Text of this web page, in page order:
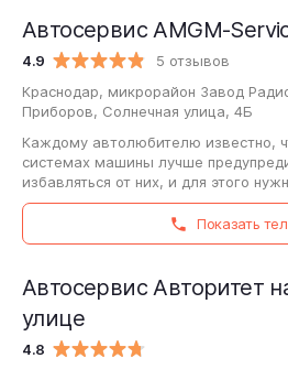
4.9 5 отзывов
Автосервис AMGM-
Краснодар, микрорайон Завод
Приборов, Солнечная улица, 4Б
Каждому автолюбителю известно,
системах машины лучше
избавляться от них, и для этого
проводить техническое
Показать
4.8
Автосервис Авторитет
улице